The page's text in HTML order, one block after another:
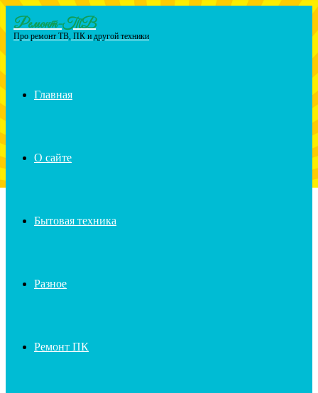
Menu
Ремонт-ТВ
Про ремонт ТВ, ПК и другой техники
Главная
О сайте
Бытовая техника
Разное
Ремонт ПК